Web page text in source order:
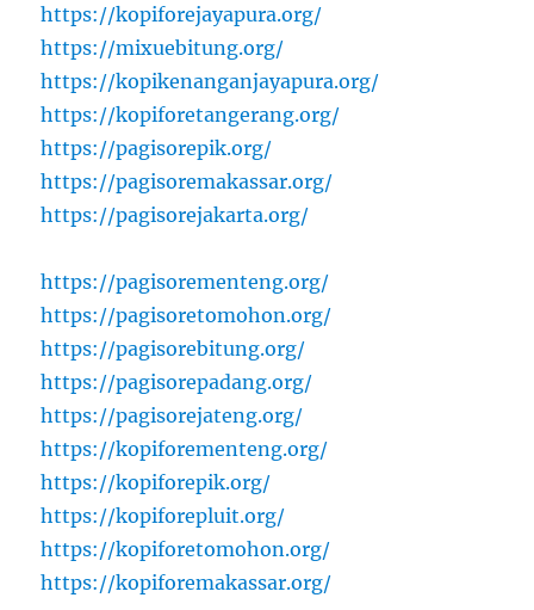
https://kopiforejayapura.org/
https://mixuebitung.org/
https://kopikenanganjayapura.org/
https://kopiforetangerang.org/
https://pagisorepik.org/
https://pagisoremakassar.org/
https://pagisorejakarta.org/
https://pagisorementeng.org/
https://pagisoretomohon.org/
https://pagisorebitung.org/
https://pagisorepadang.org/
https://pagisorejateng.org/
https://kopiforementeng.org/
https://kopiforepik.org/
https://kopiforepluit.org/
https://kopiforetomohon.org/
https://kopiforemakassar.org/